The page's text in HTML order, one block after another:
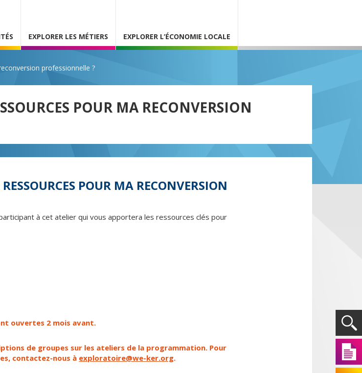
EXPLORER LES MÉTIERS EXPLORER L’ÉCONOMIE LOCALE
professionnelle ?
POUR MA RECONVERSION
POUR MA RECONVERSION
à cet atelier qui vous apportera les ressources clés pour
ouvertes 2 mois avant.
de groupes sur les ateliers de la programmation. Pour
contactez-nous à exploratoire@we-ker.org.